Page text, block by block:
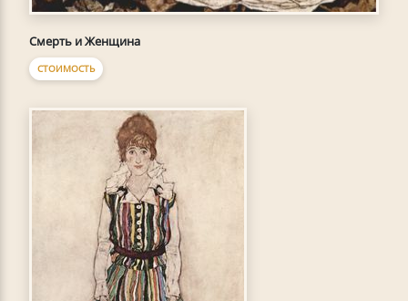
Смерть и Женщина
СТОИМОСТЬ